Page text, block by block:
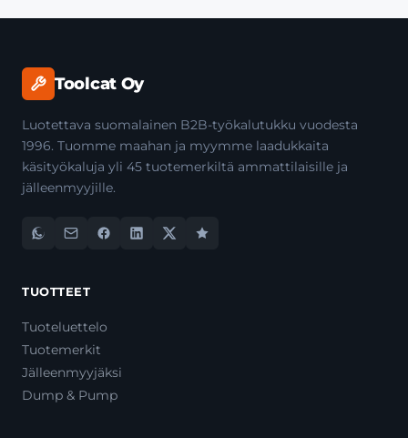
Toolcat Oy
Luotettava suomalainen B2B-työkalutukku vuodesta
1996. Tuomme maahan ja myymme laadukkaita
käsityökaluja yli 45 tuotemerkiltä ammattilaisille ja
jälleenmyyjille.
TUOTTEET
Tuoteluettelo
Tuotemerkit
Jälleenmyyjäksi
Dump & Pump